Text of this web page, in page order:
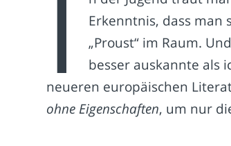
I
Erkenntnis, dass man
„Proust“ im Raum.
besser auskannte als
neueren europäischen
ohne Eigenschaften, um nur